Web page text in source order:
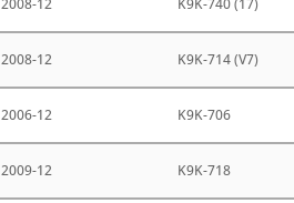
2008-12 K9K-714 (V7)
2006-12 K9K-706
2009-12 K9K-718